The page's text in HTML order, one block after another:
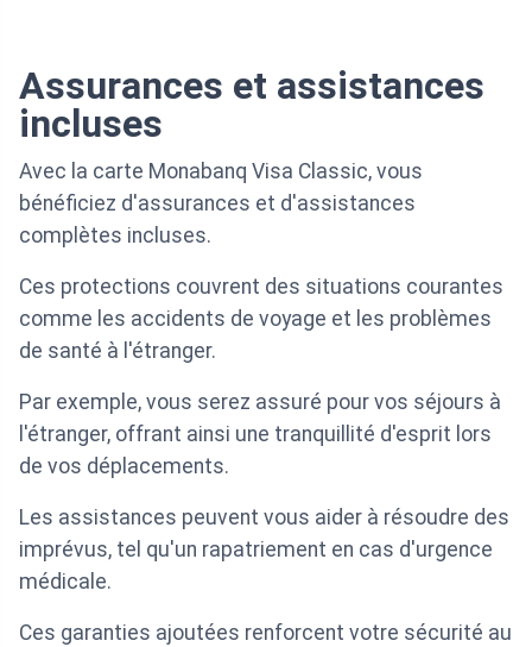
Assurances et assistances
incluses
Avec la carte Monabanq Visa Classic, vous
bénéficiez d'assurances et d'assistances
complètes incluses.
Ces protections couvrent des situations courantes
comme les accidents de voyage et les problèmes
de santé à l'étranger.
Par exemple, vous serez assuré pour vos séjours à
l'étranger, offrant ainsi une tranquillité d'esprit lors
de vos déplacements.
Les assistances peuvent vous aider à résoudre des
imprévus, tel qu'un rapatriement en cas d'urgence
médicale.
Ces garanties ajoutées renforcent votre sécurité au